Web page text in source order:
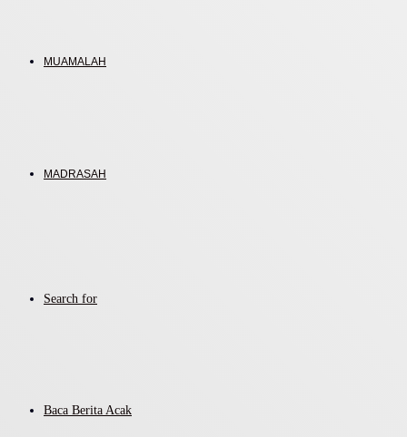
MUAMALAH
MADRASAH
Search for
Baca Berita Acak